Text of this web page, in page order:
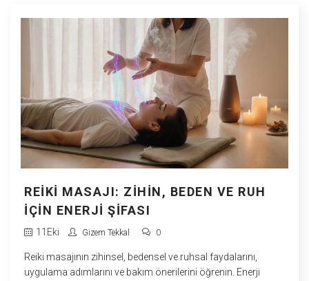
REIKI MASAJI: ZIHIN, BEDEN VE RUH
İÇIN ENERJI ŞIFASI
11 Eki Gizem Tekkal 0
Reiki masajının zihinsel, bedensel ve ruhsal faydalarını,
uygulama adımlarını ve bakım önerilerini öğrenin. Enerji